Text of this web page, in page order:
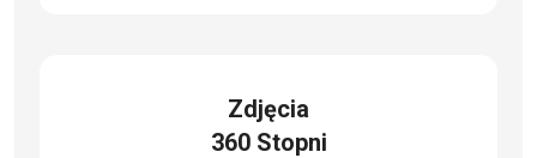
Zdjęcia
360 Stopni